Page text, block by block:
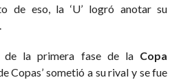
de eso, la ‘U’ logró anotar su
de la primera fase de la Copa
Copas’ sometió a su rival y se fue